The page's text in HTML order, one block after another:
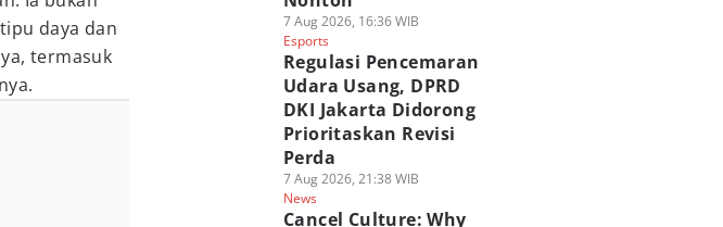
daya dan
termasuk
7 Aug 2026, 16:36 WIB
Esports
Regulasi Pencemaran
Udara Usang, DPRD
DKI Jakarta Didorong
Prioritaskan Revisi
Perda
7 Aug 2026, 21:38 WIB
News
Cancel Culture: Why